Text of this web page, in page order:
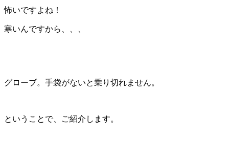
怖いですよね！
寒いんですから、、、
グローブ。手袋がないと乗り切れません。
ということで、ご紹介します。